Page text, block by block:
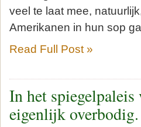
veel te laat mee,
Amerikanen in hun sop
Read Full Post »
In het spiegelpaleis
eigenlijk overbodig.